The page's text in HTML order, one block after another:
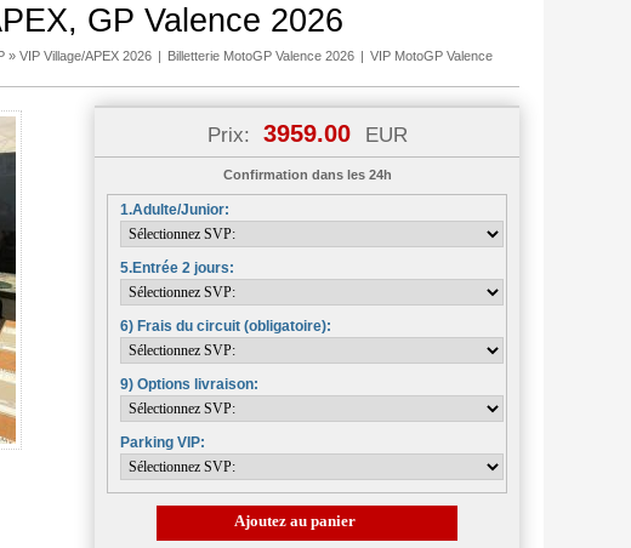
GP Valence 2026
» VIP Village/APEX 2026 | Billetterie MotoGP Valence 2026 | VIP MotoGP Valence
Prix: 3959.00 EUR
Confirmation dans les 24h
1.Adulte/Junior:
5.Entrée 2 jours:
6) Frais du circuit (obligatoire):
9) Options livraison:
Parking VIP: